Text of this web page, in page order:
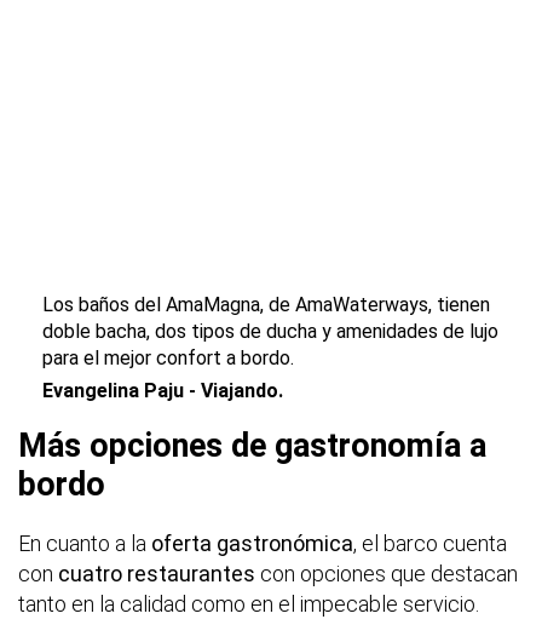
Los baños del AmaMagna, de AmaWaterways, tienen
doble bacha, dos tipos de ducha y amenidades de lujo
para el mejor confort a bordo.
Evangelina Paju - Viajando.
Más opciones de gastronomía a
bordo
En cuanto a la oferta gastronómica, el barco cuenta
con cuatro restaurantes con opciones que destacan
tanto en la calidad como en el impecable servicio.